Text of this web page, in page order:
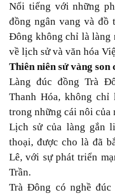
Nổi tiếng với những
đồng ngân vang và đồ
Đông không chỉ là làng
về lịch sử và văn hóa
Thiên niên sử vàng son
Làng đúc đồng Trà
Thanh Hóa, không
trong những cái nôi của
Lịch sử của làng gắn
thoại, được cho là đã
Lê, với sự phát triển
Trần.
Trà Đông có nghề